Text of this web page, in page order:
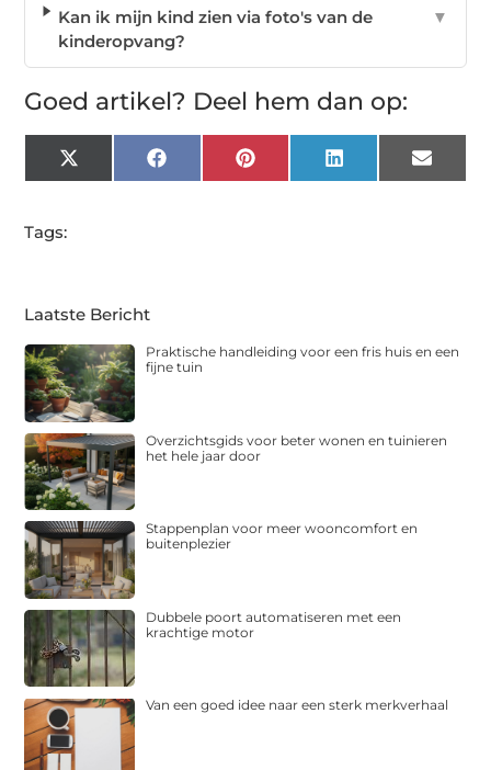
Kan ik mijn kind zien via foto's van de
kinderopvang?
▼
Goed artikel? Deel hem dan op:
X
(Twitter)
FacebookPinterest LinkedIn Email
Tags:
Laatste Bericht
Praktische handleiding voor een fris huis en een
fijne tuin
Overzichtsgids voor beter wonen en tuinieren
het hele jaar door
Stappenplan voor meer wooncomfort en
buitenplezier
Dubbele poort automatiseren met een
krachtige motor
Van een goed idee naar een sterk merkverhaal